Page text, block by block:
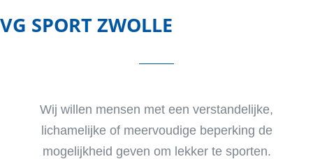
VG SPORT ZWOLLE
Wij willen mensen met een verstandelijke,
lichamelijke of meervoudige beperking de
mogelijkheid geven om lekker te sporten.